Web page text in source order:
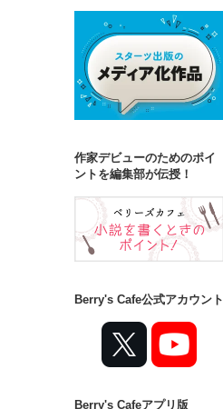
作家デビューのためのポイ
ントを編集部が伝授！
Berry's Cafe公式アカウント
Berry's Cafeアプリ版